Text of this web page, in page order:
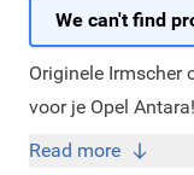
We can't find
Originele Irmscher
voor je Opel
alle nieuwe en
Read more